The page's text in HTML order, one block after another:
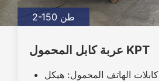
2-150 طن
عربة كابل المحمول KPT
كابلات الهاتف المحمول: هيكل